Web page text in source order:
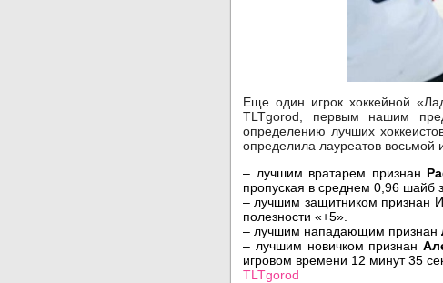
Еще один игрок хоккейной
TLTgorod, первым нашим
определению лучших
определила лауреатов восьмой
– лучшим вратарем признан
пропуская в среднем 0,96 шайб
– лучшим защитником признан
полезности «+5».
– лучшим нападающим признан
– лучшим новичком признан
игровом времени 12 минут 35
TLTgorod